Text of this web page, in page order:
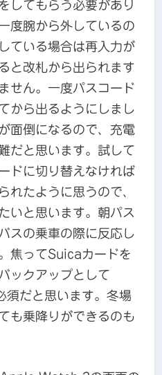
してもらう必要があり
度腕から外しているの
ている場合は再入力が
と改札から出られます
せん。一度パスコード
から出るようにしまし
面倒になるので、充電
だと思います。試して
ドに切り替えなければ
れたように思うので、
いと思います。朝パス
スの乗車の際に反応し
焦ってSuicaカードを
ックアップとして
須だと思います。冬場
も乗降りができるのも